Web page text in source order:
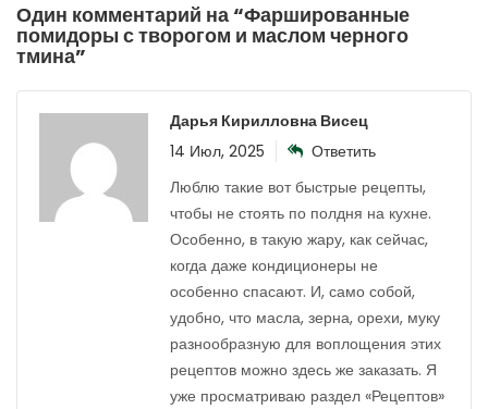
Один комментарий на “Фаршированные
помидоры с творогом и маслом черного
тмина”
Дарья Кирилловна Висец
14 Июл, 2025
Ответить
Люблю такие вот быстрые рецепты,
чтобы не стоять по полдня на кухне.
Особенно, в такую жару, как сейчас,
когда даже кондиционеры не
особенно спасают. И, само собой,
удобно, что масла, зерна, орехи, муку
разнообразную для воплощения этих
рецептов можно здесь же заказать. Я
уже просматриваю раздел «Рецептов»